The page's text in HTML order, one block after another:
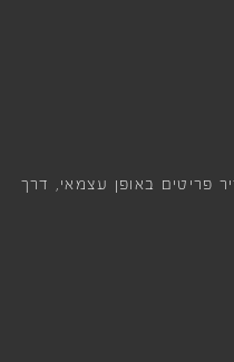
פריטים באופן עצמאי, דרך